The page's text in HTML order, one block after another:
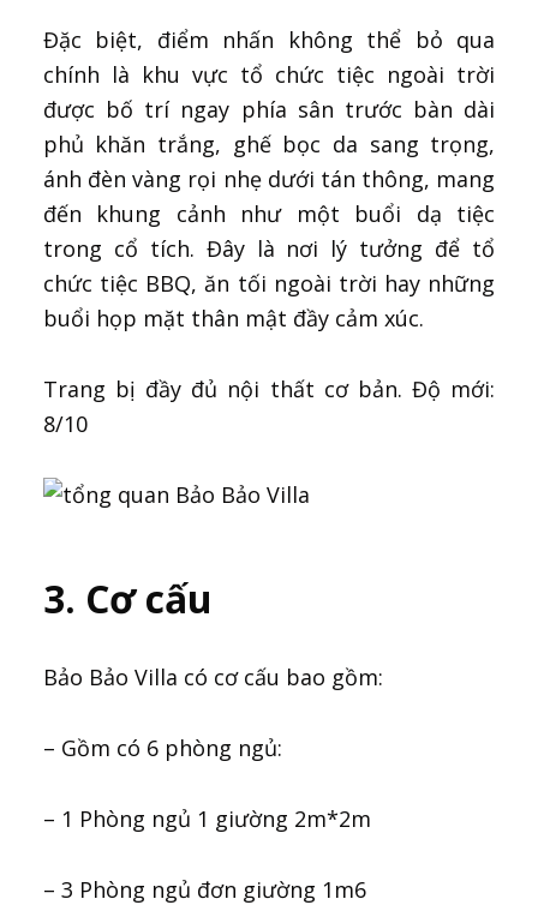
Đặc biệt, điểm nhấn không thể bỏ qua
chính là khu vực tổ chức tiệc ngoài trời
được bố trí ngay phía sân trước bàn dài
phủ khăn trắng, ghế bọc da sang trọng,
ánh đèn vàng rọi nhẹ dưới tán thông, mang
đến khung cảnh như một buổi dạ tiệc
trong cổ tích. Đây là nơi lý tưởng để tổ
chức tiệc BBQ, ăn tối ngoài trời hay những
buổi họp mặt thân mật đầy cảm xúc.
Trang bị đầy đủ nội thất cơ bản. Độ mới:
8/10
3. Cơ cấu
Bảo Bảo Villa có cơ cấu bao gồm:
– Gồm có 6 phòng ngủ:
– 1 Phòng ngủ 1 giường 2m*2m
– 3 Phòng ngủ đơn giường 1m6